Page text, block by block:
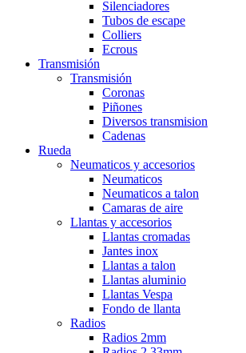
Silenciadores
Tubos de escape
Colliers
Ecrous
Transmisión
Transmisión
Coronas
Piñones
Diversos transmision
Cadenas
Rueda
Neumaticos y accesorios
Neumaticos
Neumaticos a talon
Camaras de aire
Llantas y accesorios
Llantas cromadas
Jantes inox
Llantas a talon
Llantas aluminio
Llantas Vespa
Fondo de llanta
Radios
Radios 2mm